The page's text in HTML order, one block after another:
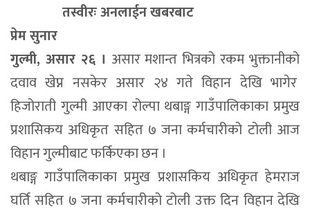
तस्वीरः अनलाईन खबरबाट
प्रेम सुनार
गुल्मी, असार २६ । असार मशान्त भित्रको रकम भुक्तानीको
दवाव खेप्न नसकेर असार २४ गते विहान देखि भागेर
हिजोराती गुल्मी आएका रोल्पा थबाङ्ग गाउँपालिकाका प्रमुख
प्रशासिकय अधिकृत सहित ७ जना कर्मचारीको टोली आज
विहान गुल्मीबाट फर्किएका छन ।
थबाङ्ग गाउँपालिकाका प्रमुख प्रशासकिय अधिकृत हेमराज
घर्ति सहित ७ जना कर्मचारीको टोली उक्त दिन विहान देखि